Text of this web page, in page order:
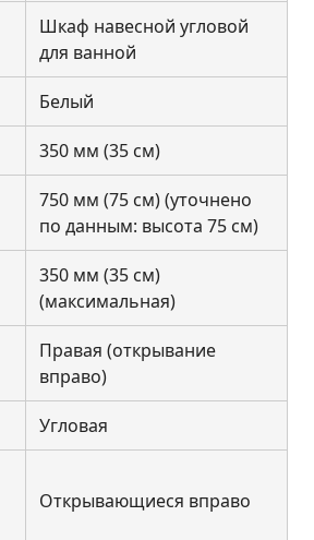
Шкаф навесной угловой
для ванной
Белый
350 мм (35 см)
750 мм (75 см) (уточнено
по данным: высота 75 см)
350 мм (35 см)
(максимальная)
Правая (открывание
вправо)
Угловая
Открывающиеся вправо